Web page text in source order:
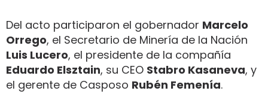
Del acto participaron el gobernador Marcelo
Orrego, el Secretario de Minería de la Nación
Luis Lucero, el presidente de la compañía
Eduardo Elsztain, su CEO Stabro Kasaneva, y
el gerente de Casposo Rubén Femenía.